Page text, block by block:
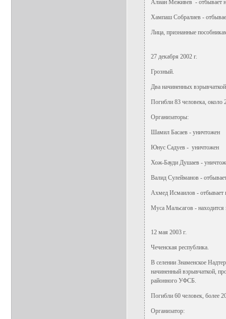
Алиан Меживев - отбывает
Хампаш Собралиев -
Лица, признанные
27 декабря 2002 г.
Грозный.
Два начиненных
Погибли 83 человека, около
Организаторы:
Шамил Басаев - уничтожен
Юнус Садуев - уничтожен
Хож-Бауди Душаев -
Валид Сулейманов -
Ахмед Исмаилов - отбывает
Муса Мальсагов - находится
12 мая 2003 г.
Чеченская республика.
В селении Знаменское
начиненный взрывчаткой,
районного УФСБ.
Погибли 60 человек, более
Организатор: